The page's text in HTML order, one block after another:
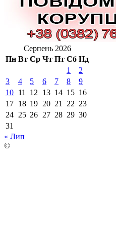
Серпень 2026
Пн Вт Ср Чт Пт Сб Нд
1
2
3
4 5 6 7 8
9
10 11 12 13 14 15 16
17 18 19 20 21 22 23
24 25 26 27 28 29 30
31
« Лип
©